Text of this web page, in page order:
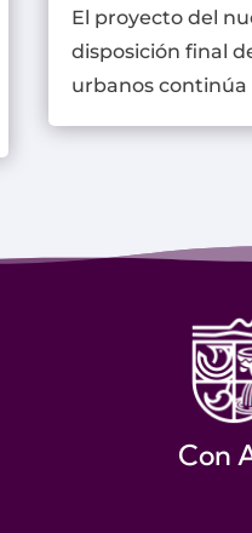
El proyecto del
disposición final
urbanos continúa
Con